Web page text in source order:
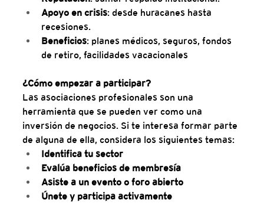
Apoyo en crisis: desde huracanes hasta
recesiones.
Beneficios: planes médicos, seguros, fondos
de retiro, facilidades vacacionales
¿Cómo empezar a participar?
Las asociaciones profesionales son una
herramienta que se pueden ver como una
inversión de negocios. Si te interesa formar parte
de alguna de ella, considera los siguientes temas:
Identifica tu sector
Evalúa beneficios de membresía
Asiste a un evento o foro abierto
Únete y participa activamente